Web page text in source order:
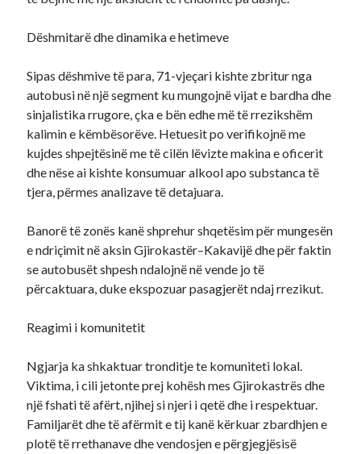
Dëshmitarë dhe dinamika e hetimeve
Sipas dëshmive të para, 71-vjeçari kishte zbritur nga
autobusi në një segment ku mungojnë vijat e bardha dhe
sinjalistika rrugore, çka e bën edhe më të rrezikshëm
kalimin e këmbësorëve. Hetuesit po verifikojnë me
kujdes shpejtësinë me të cilën lëvizte makina e oficerit
dhe nëse ai kishte konsumuar alkool apo substanca të
tjera, përmes analizave të detajuara.
Banorë të zonës kanë shprehur shqetësim për mungesën
e ndriçimit në aksin Gjirokastër–Kakavijë dhe për faktin
se autobusët shpesh ndalojnë në vende jo të
përcaktuara, duke ekspozuar pasagjerët ndaj rrezikut.
Reagimi i komunitetit
Ngjarja ka shkaktuar tronditje te komuniteti lokal.
Viktima, i cili jetonte prej kohësh mes Gjirokastrës dhe
një fshati të afërt, njihej si njeri i qetë dhe i respektuar.
Familjarët dhe të afërmit e tij kanë kërkuar zbardhjen e
plotë të rrethanave dhe vendosjen e përgjegjësisë